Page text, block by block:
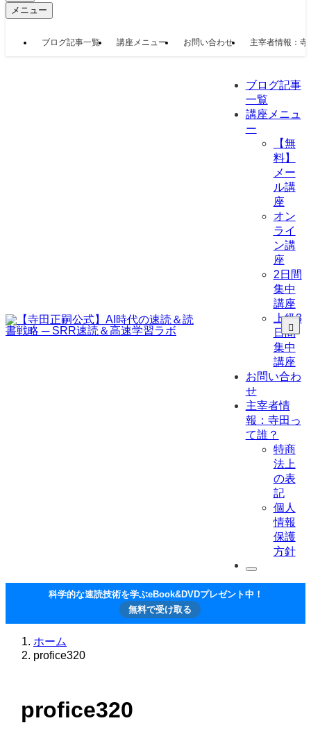
メニュー
ブログ記事一覧 講座メニュー お問い合わせ 主宰者情報：寺
ブログ記事
一覧
講座メニュ
ー
【無
料】
メー
ル講
座
オン
ライ
ン講
座
2日間
集中
講座
上級3
日間
集中
講座
お問い合わ
せ
主宰者情
報：寺田っ
て誰？
特商
法上
の表
記
個人
情報
保護
方針
科学的な速読技術を学ぶeBook&DVDプレゼント中！
無料で受け取る
ホーム
profice320
profice320